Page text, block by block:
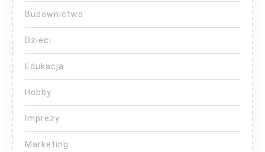
Budownictwo
Dzieci
Edukacja
Hobby
Imprezy
Marketing